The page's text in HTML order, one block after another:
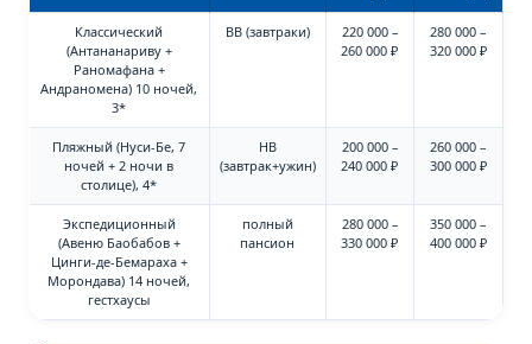
Классический
(Антананариву +
Раномафана +
Андраномена) 10 ночей,
3*
BB (завтраки)
220 000 –
260 000 ₽
280 000 –
320 000 ₽
Пляжный (Нуси-Бе, 7
ночей + 2 ночи в
столице), 4*
HB
(завтрак+ужин)
200 000 –
240 000 ₽
260 000 –
300 000 ₽
Экспедиционный
(Авеню Баобабов +
Цинги-де-Бемараха +
Морондава) 14 ночей,
гестхаусы
полный
пансион
280 000 –
330 000 ₽
350 000 –
400 000 ₽